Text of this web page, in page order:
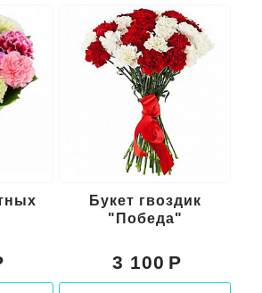
Букет красных
гвоздик "Родина"
3 200